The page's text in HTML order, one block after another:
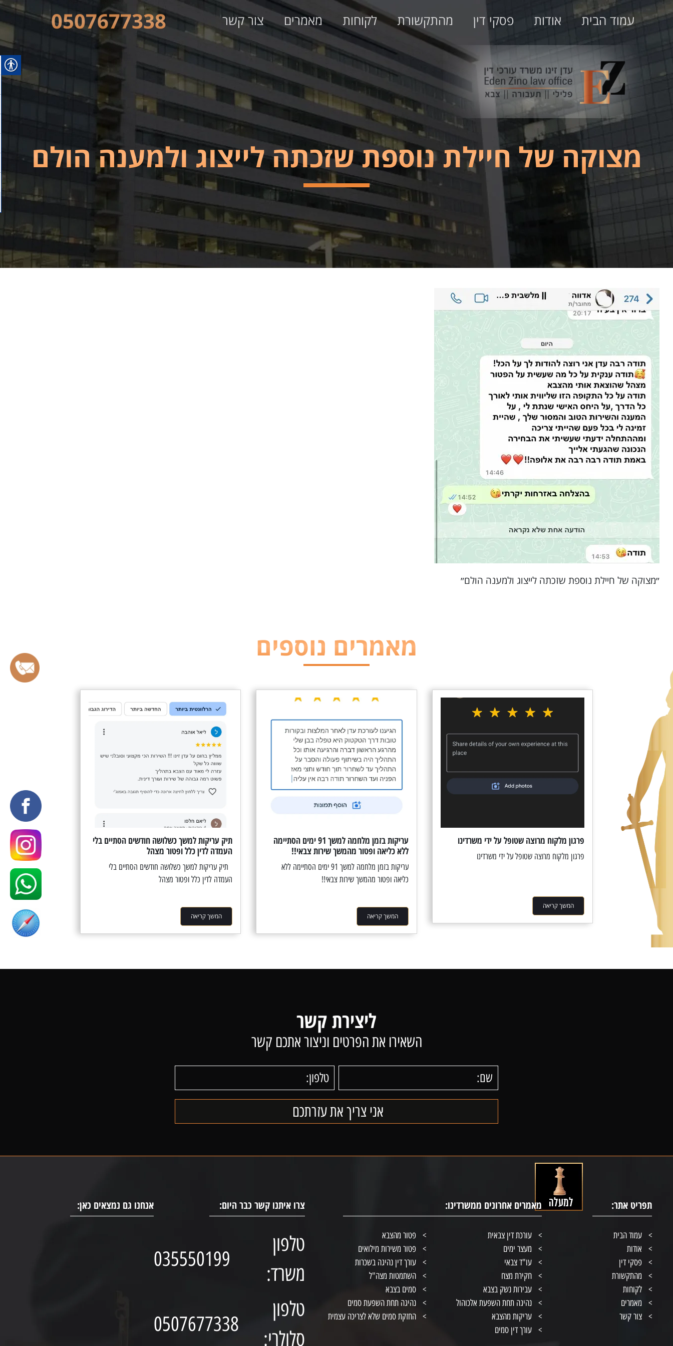
עמוד הבית אודות פסקי דין מהתקשורת לקוחות מאמרים צור קשר 0507677338
מצוקה של חיילת נוספת שזכתה לייצוג ולמענה הולם
״מצוקה של חיילת נוספת שזכתה לייצוג ולמענה הולם״
מאמרים נוספים
פרגון מלקוח מרוצה שטופל על ידי משרדינו
פרגון מלקוח מרוצה שטופל על ידי משרדינו
המשך קריאה
עריקות בזמן מלחמה למשך 91 ימים הסתיימה
ללא כליאה ופטור מהמשך שירות צבאי!!
עריקות בזמן מלחמה למשך 91 ימים הסתיימה ללא
כליאה ופטור מהמשך שירות צבאי!!
המשך קריאה
תיק עריקות למשך כשלושה חודשים הסתיים בלי
העמדה לדין כלל ופטור מצהל
תיק עריקות למשך כשלושה חודשים הסתיים בלי
העמדה לדין כלל ופטור מצהל
המשך קריאה
ליצירת קשר
השאירו את הפרטים וניצור אתכם קשר
תפריט אתר:
עמוד הבית
אודות
פסקי דין
מהתקשורת
לקוחות
מאמרים
צור קשר
מאמרים אחרונים ממשרדינו:
עורכת דין צבאית
פטור מהצבא
מעצר ימים
פטור משירות מילואים
עו"ד צבאי
עורך דין נהיגה בשכרות
חקירת מצח
השתמטות מצה"ל
עבירות נשק בצבא
סמים בצבא
נהיגה תחת השפעת אלכוהול
נהיגה תחת השפעת סמים
עריקות מהצבא
החזקת סמים שלא לצריכה עצמית
עורך דין סמים
צרו איתנו קשר כבר היום:
טלפון
משרד:
035550199
טלפון
סלולרי:
0507677338
אנחנו גם נמצאים כאן: